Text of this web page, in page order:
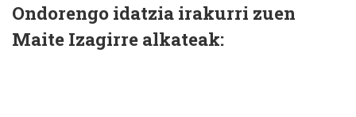
Ondorengo idatzia irakurri zuen
Maite Izagirre alkateak: